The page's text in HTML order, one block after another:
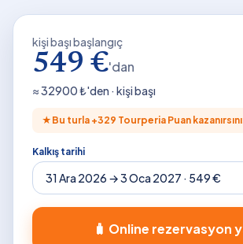
kişi başı başlangıç
549 €'dan
≈32900₺'den · kişi başı
★ Bu turla +329 Tourperia Puan
Kalkış tarihi
🧳 Online rezervasyon